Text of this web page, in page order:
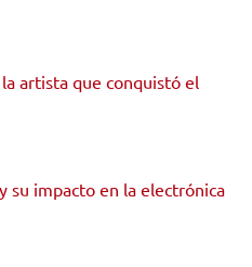
artista que conquistó el
su impacto en la electrónica